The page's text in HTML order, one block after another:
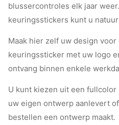
blussercontroles elk jaar
keuringsstickers kunt u
Maak hier zelf uw design voor
keuringssticker met uw logo
ontvang binnen enkele
U kunt kiezen uit een
uw eigen ontwerp aanlevert
bestellen een ontwerp maakt.